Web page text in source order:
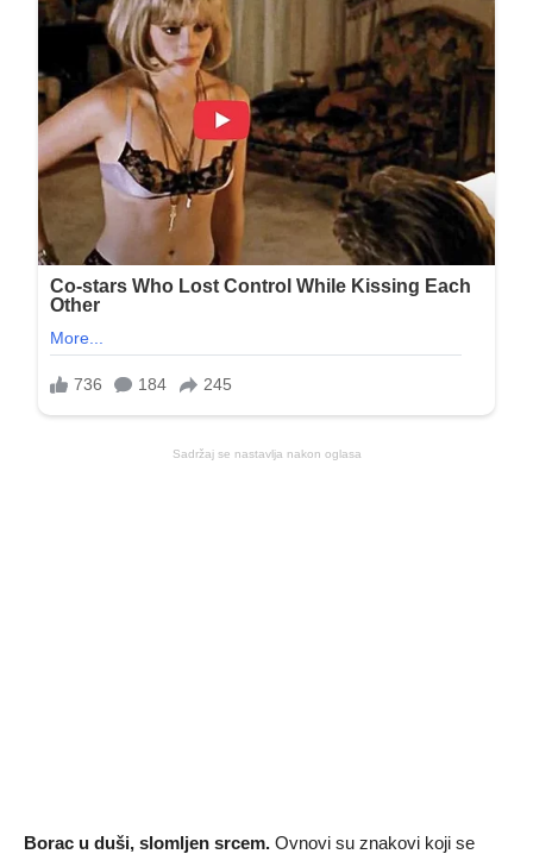
Sadržaj se nastavlja nakon oglasa
Borac u duši, slomljen srcem. Ovnovi su znakovi koji se